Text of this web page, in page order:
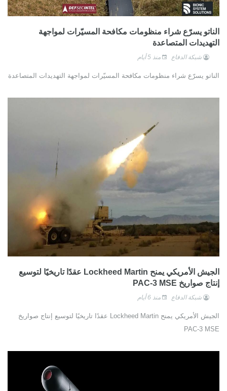
الناتو يسرّع شراء منظومات مكافحة المسيّرات لمواجهة
التهديدات المتصاعدة
شبكة الدفاع منذ 5 أيام
الناتو يسرّع شراء منظومات مكافحة المسيّرات لمواجهة التهديدات المتصاعدة
الجيش الأمريكي يمنح Lockheed Martin عقدًا تاريخيًا لتوسيع
إنتاج صواريخ PAC-3 MSE
شبكة الدفاع منذ 6 أيام
الجيش الأمريكي يمنح Lockheed Martin عقدًا تاريخيًا لتوسيع إنتاج صواريخ
PAC-3 MSE